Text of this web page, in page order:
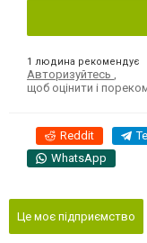
1 людина рекомендує
Авторизуйтесь
щоб оцінити і
Reddit
WhatsApp
Це моє підприємство